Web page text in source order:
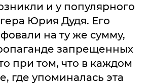
и у популярного
Юрия Дудя. Его
на ту же сумму,
запрещенных
при том, что в каждом
где упоминалась эта